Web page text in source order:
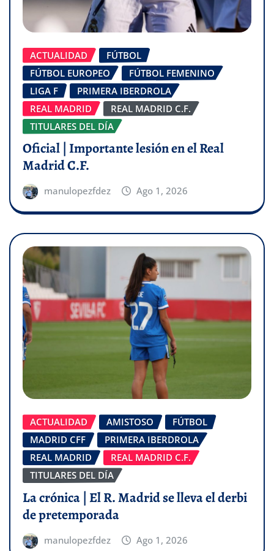
ACTUALIDAD
FÚTBOL
FÚTBOL EUROPEO
FÚTBOL FEMENINO
LIGA F
PRIMERA IBERDROLA
REAL MADRID
REAL MADRID C.F.
TITULARES DEL DÍA
Oficial | Importante lesión en el Real
Madrid C.F.
manulopezfdez Ago 1, 2026
ACTUALIDAD AMISTOSO
FÚTBOL
MADRID CFF
PRIMERA IBERDROLA
REAL MADRID
REAL MADRID C.F.
TITULARES DEL DÍA
La crónica | El R. Madrid se lleva el derbi
de pretemporada
manulopezfdez Ago 1, 2026